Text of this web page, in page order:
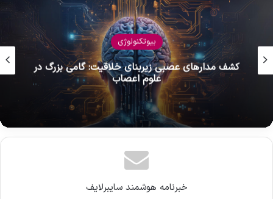
بیوتکنولوژی
موج حمایتی جدید در بیوتکنولوژی
خبرنامه هوشمند سایبرلایف